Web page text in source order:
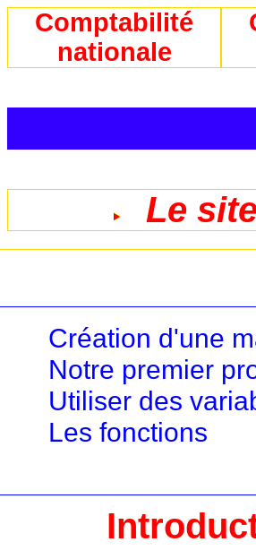
Comptabilité
nationale
Le
Création d'une
Notre premier
Utiliser des
Les fonctions